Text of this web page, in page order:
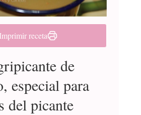
receta
de
especial para
del picante